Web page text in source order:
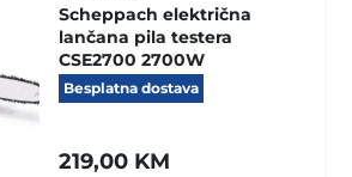
Scheppach električna
lančana pila testera
CSE2700 2700W
Besplatna dostava
219,00 KM